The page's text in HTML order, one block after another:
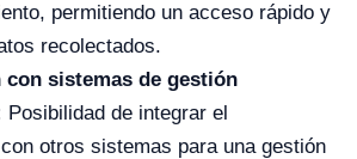
permitiendo un acceso rápido y
recolectados.
con sistemas de gestión
Posibilidad de integrar el
otros sistemas para una gestión